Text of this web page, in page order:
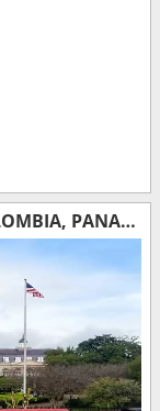
STATI UNITI, GIAMAICA, ARUBA, COLOMBIA, PANAMA, COSTA RICA, MESSICO